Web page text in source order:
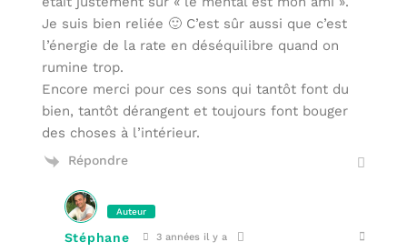
Je suis bien reliée 🙂 C’est sûr aussi que c’est
l’énergie de la rate en déséquilibre quand on
rumine trop.
Encore merci pour ces sons qui tantôt font du
bien, tantôt dérangent et toujours font bouger
des choses à l’intérieur.
Répondre
Auteur
Stéphane 3 années il y a